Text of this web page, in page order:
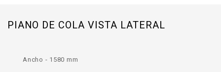
PIANO DE COLA VISTA LATERAL
Ancho - 1580 mm